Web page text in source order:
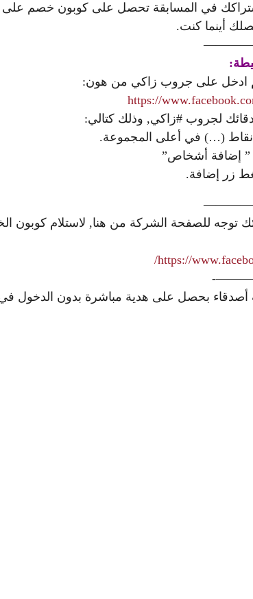
في المسابقة تحصل على كوبون خصم
أينما كنت.
ادخل على جروب زاكي من هون:
https://
نقاط (…) في أعلى المجموعة.
” إضافة أشخاص”
زر إضافة.
https://
بحصل على هدية مباشرة بدون الدخول